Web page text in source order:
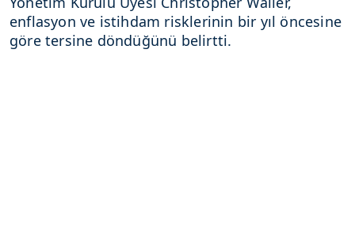
enflasyon ve istihdam risklerinin bir yıl öncesine
göre tersine döndüğünü belirtti.